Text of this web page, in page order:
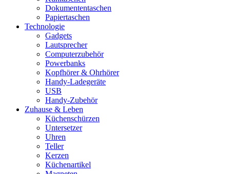
Dokumententaschen
Papiertaschen
Technologie
Gadgets
Lautsprecher
Computerzubehör
Powerbanks
Kopfhörer & Ohrhörer
Handy-Ladegeräte
USB
Handy-Zubehör
Zuhause & Leben
Küchenschürzen
Untersetzer
Uhren
Teller
Kerzen
Küchenartikel